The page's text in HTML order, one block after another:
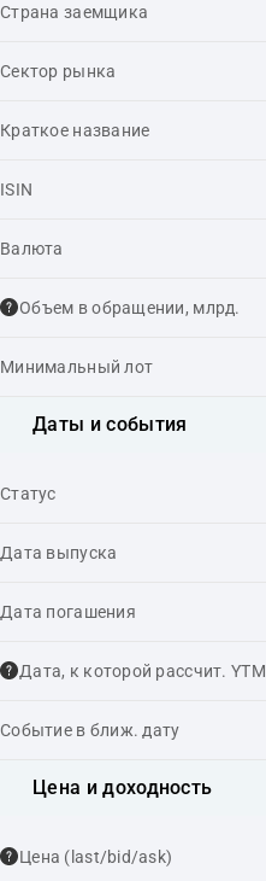
Страна заемщика
Сектор рынка
Краткое название
ISIN
Валюта
Объем в обращении, млрд.
Минимальный лот
Даты и события
Статус
Дата выпуска
Дата погашения
Дата, к которой рассчит. YTM
Событие в ближ. дату
Цена и доходность
Цена (last/bid/ask)